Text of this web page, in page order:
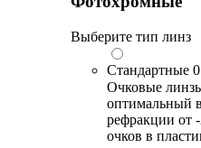
Выберите тип линз
Стандартные
Очковые
оптимальный
рефракции от
очков в